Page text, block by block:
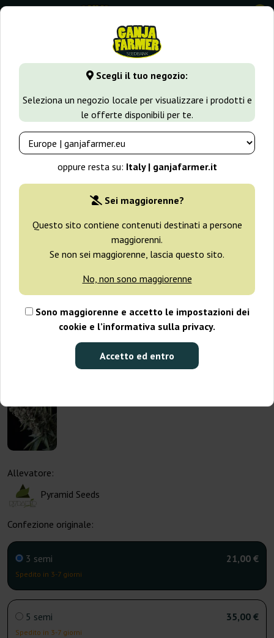
Scegli il tuo negozio:
Seleziona un negozio locale per visualizzare i prodotti e
le offerte disponibili per te.
oppure resta su: Italy | ganjafarmer.it
Sei maggiorenne?
Questo sito contiene contenuti destinati a persone
maggiorenni.
Se non sei maggiorenne, lascia questo sito.
No, non sono maggiorenne
Sono maggiorenne e accetto le impostazioni dei
cookie e l’informativa sulla privacy.
Accetto ed entro
0
GanjaFarmer.it Varietà di Cannabis White Widow
Allevatore:
Pyramid Seeds
Confezione originale:
3 semi
Spedito in 3-7 giorni
21,00 €
5 semi
Spedito in 3-7 giorni
35,00 €